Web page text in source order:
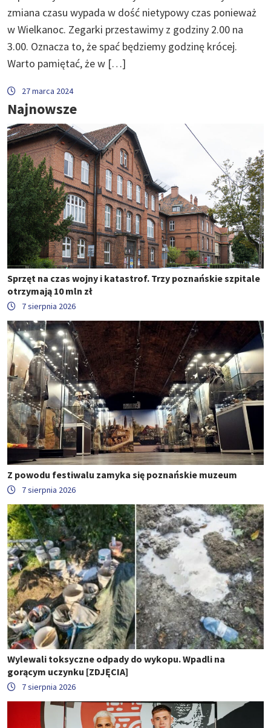
zmiana czasu wypada w dość nietypowy czas ponieważ
w Wielkanoc. Zegarki przestawimy z godziny 2.00 na
3.00. Oznacza to, że spać będziemy godzinę krócej.
Warto pamiętać, że w […]
27 marca 2024
Najnowsze
Sprzęt na czas wojny i katastrof. Trzy poznańskie szpitale
otrzymają 10 mln zł
7 sierpnia 2026
Z powodu festiwalu zamyka się poznańskie muzeum
7 sierpnia 2026
Wylewali toksyczne odpady do wykopu. Wpadli na
gorącym uczynku [ZDJĘCIA]
7 sierpnia 2026